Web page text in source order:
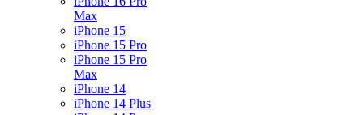
Max
iPhone 15
iPhone 15 Pro
iPhone 15 Pro
Max
iPhone 14
iPhone 14 Plus